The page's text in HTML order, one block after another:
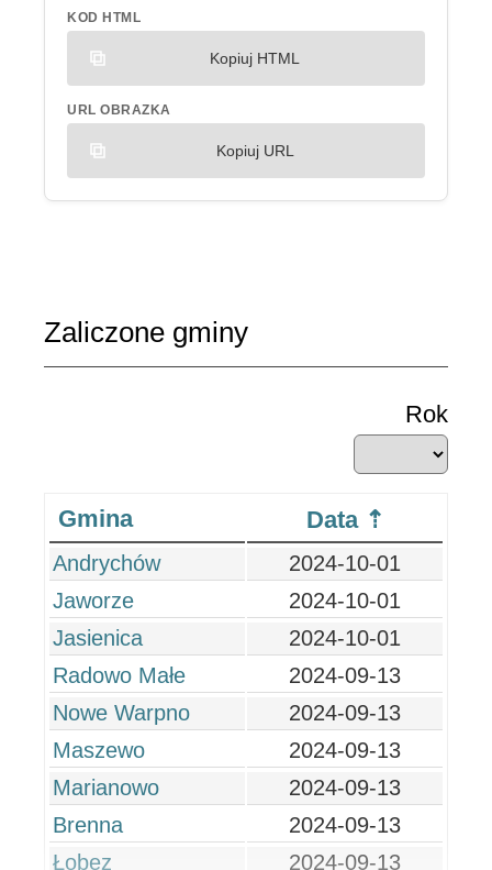
KOD HTML
Kopiuj HTML
URL OBRAZKA
Kopiuj URL
Zaliczone gminy
Rok
Gmina Data
Andrychów
2024-10-01
Jaworze
2024-10-01
Jasienica
2024-10-01
Radowo Małe
2024-09-13
Nowe Warpno
2024-09-13
Maszewo
2024-09-13
Marianowo
2024-09-13
Brenna
2024-09-13
Łobez
2024-09-13